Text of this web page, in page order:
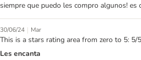
siempre que puedo les compro algunos! es
30/06/24 | Mar
This is a stars rating area from zero to 5: 5/5
Les encanta